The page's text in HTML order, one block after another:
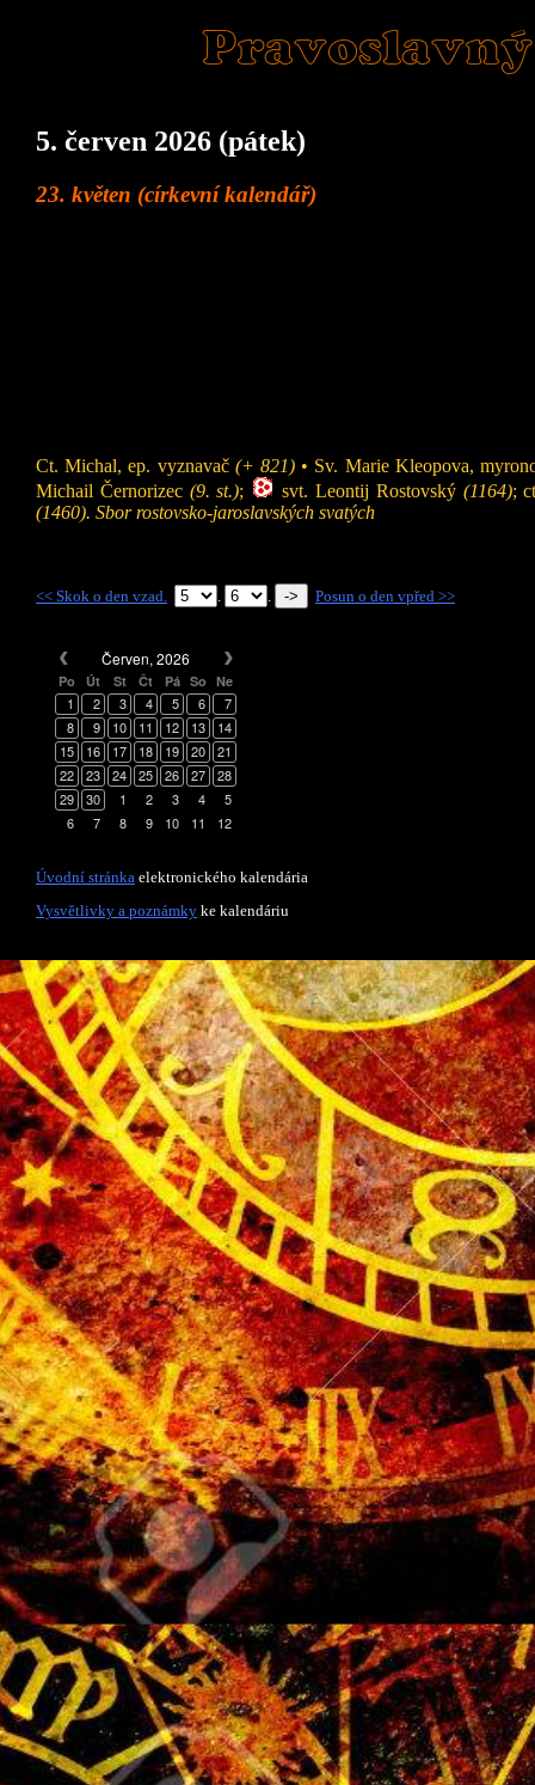
5. červen 2026 (pátek)
23. květen (církevní kalendář)
Ct. Michal, ep. vyznavač (+ 821) • Sv. Marie Kleopova,
Michail Černorizec (9. st.); svt. Leontij Rostovský (1164);
(1460). Sbor rostovsko-jaroslavských svatých
<< Skok o den vzad. . . Posun o den vpřed >>
Červen, 2026
Po Út St Čt Pá So Ne
1 2 3 4 5 6
7
8
9 10 11 12 13
14
15
16 17 18 19 20
21
22
23 24 25 26 27
28
29
30 1 2 3 4
5
6
7 8 9 10 11 12
Úvodní stránka elektronického kalendária
Vysvětlivky a poznámky ke kalendáriu